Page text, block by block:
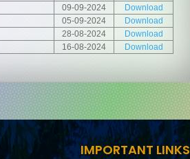
09-09-2024
Download
05-09-2024
Download
28-08-2024
Download
16-08-2024 Download
IMPORTANT LINKS